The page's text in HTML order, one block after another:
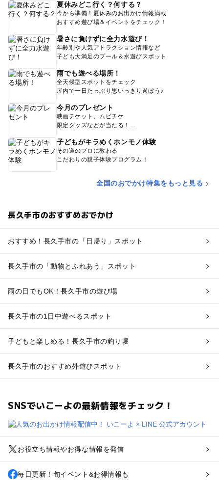
夏休みどこ行く？何する？
今から準備！夏休みのお出かけ情報満載
おすすめ遊び場＆イベントをチェック！
暑さに負けずに全力水遊び！
年齢別や人気アトラクション情報など
子ども大満足のプール＆水遊びスポット
雨でも遊べる場所！
全天候型スポットをチェック
屋内で一日たっぷり思いっきり遊ぼう♪
今月のプレゼント
映画チケット、ムビチケ
限定グッズなどが当たる！
子どもがキラめくホンモノ体験
その道のプロに教わる
こだわりの親子体験プログラム！
全国のおでかけ特集をもっと見る
長久手市のおすすめおでかけ
おすすめ！長久手市の「日帰り」スポット
長久手市の「動物とふれあう」スポット
雨の日でもOK！長久手市の遊び場
長久手市の1日中遊べるスポット
子どもと楽しめる！長久手市の釣り堀
長久手市のおすすめ外遊びスポット
SNSでいこーよの最新情報をチェック！
お役立ち情報やお得な情報を発信
毎日更新！旬イベント&お得情報も